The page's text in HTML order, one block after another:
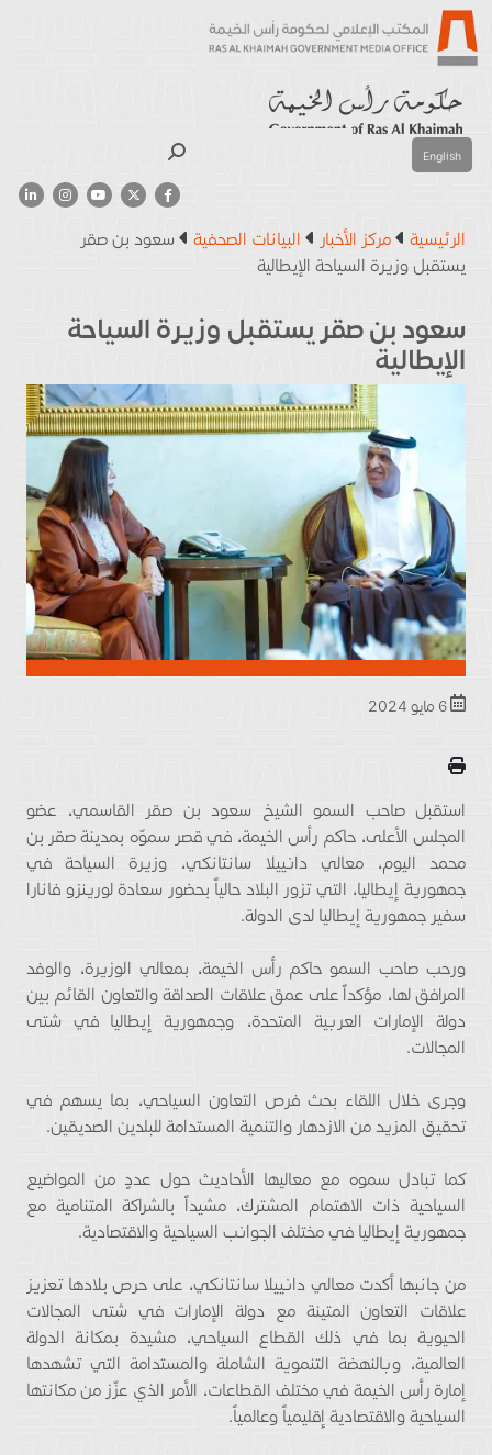
English
الرئيسية مركز الأخبار البيانات الصحفية
سعود بن صقر
يستقبل وزيرة السياحة الإيطالية
سعود بن صقر يستقبل وزيرة السياحة
الإيطالية
استقبل صاحب السمو الشيخ سعود بن صقر القاسمي، عضو
المجلس الأعلى، حاكم رأس الخيمة، في قصر سموّه بمدينة صقر بن
محمد اليوم، معالي دانييلا سانتانكي، وزيرة السياحة في
جمهورية إيطاليا، التي تزور البلاد حالياً بحضور سعادة لورينزو فانارا
سفير جمهورية إيطاليا لدى الدولة.
ورحب صاحب السمو حاكم رأس الخيمة، بمعالي الوزيرة، والوفد
المرافق لها، مؤكداً على عمق علاقات الصداقة والتعاون القائم بين
دولة الإمارات العربية المتحدة، وجمهورية إيطاليا في شتى
المجالات.
وجرى خلال اللقاء بحث فرص التعاون السياحي، بما يسهم في
تحقيق المزيد من الازدهار والتنمية المستدامة للبلدين الصديقين.
كما تبادل سموه مع معاليها الأحاديث حول عددٍ من المواضيع
السياحية ذات الاهتمام المشترك، مشيداً بالشراكة المتنامية مع
جمهورية إيطاليا في مختلف الجوانب السياحية والاقتصادية.
من جانبها أكدت معالي دانييلا سانتانكي، على حرص بلادها تعزيز
علاقات التعاون المتينة مع دولة الإمارات في شتى المجالات
الحيوية بما في ذلك القطاع السياحي، مشيدة بمكانة الدولة
العالمية، وبالنهضة التنموية الشاملة والمستدامة التي تشهدها
إمارة رأس الخيمة في مختلف القطاعات، الأمر الذي عزّز من مكانتها
السياحية والاقتصادية إقليمياً وعالمياً.